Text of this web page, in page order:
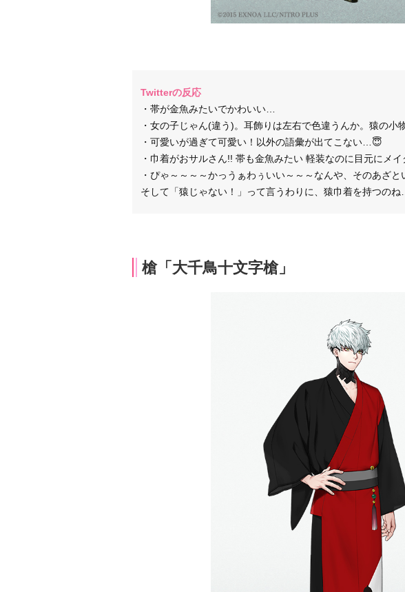
Twitterの反応
・帯が金魚みたいでかわいい…
・女の子じゃん(違う)。耳飾りは左右で色違うんか。猿の小
・可愛いが過ぎて可愛い！以外の語彙が出てこない…😇
・巾着がおサルさん!! 帯も金魚みたい 軽装なのに目元にメ
・ぴゃ～～～～かっうぁわぅいい～～～なんや、そのあざ
そして「猿じゃない！」って言うわりに、猿巾着を持つのね…
槍「大千鳥十文字槍」